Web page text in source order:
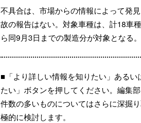
不具合は、市場からの情報によって発
故の報告はない。対象車種は、計18車
ら同9月3日までの製造分が対象となる。
■「より詳しい情報を知りたい」ある
たい」ボタンを押してください。編集
件数の多いものについてはさらに深掘
極的に検討します。